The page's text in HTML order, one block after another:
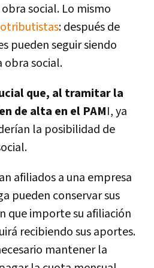
social. Lo mismo
: después de
pueden seguir siendo
obra social.
que, al tramitar la
de alta en el PAMI, ya
la posibilidad de
afiliados a una empresa
pueden conservar sus
que importe su afiliación
recibiendo sus aportes.
mantener la